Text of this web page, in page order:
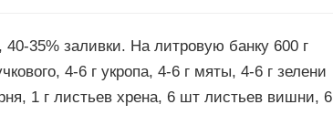
35% заливки. На литровую банку 600 г
4-6 г укропа, 4-6 г мяты, 4-6 г зелени
1 г листьев хрена, 6 шт листьев вишни, 6